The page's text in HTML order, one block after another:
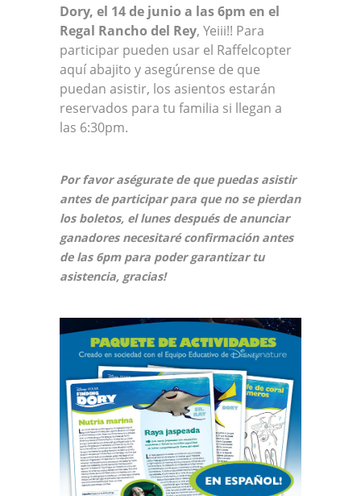
Dory, el 14 de junio a las 6pm en el
Regal Rancho del Rey, Yeiii!! Para
participar pueden usar el Raffelcopter
aquí abajito y asegúrense de que
puedan asistir, los asientos estarán
reservados para tu familia si llegan a
las 6:30pm.
Por favor aségurate de que puedas asistir
antes de participar para que no se pierdan
los boletos, el lunes después de anunciar
ganadores necesitaré confirmación antes
de las 6pm para poder garantizar tu
asistencia, gracias!